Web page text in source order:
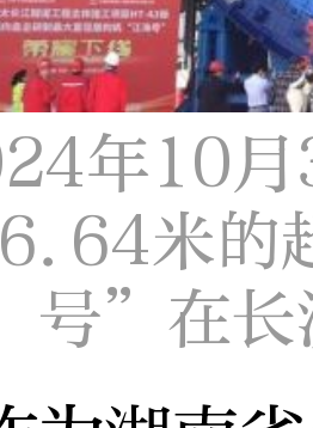
年10月
米的
号”在长